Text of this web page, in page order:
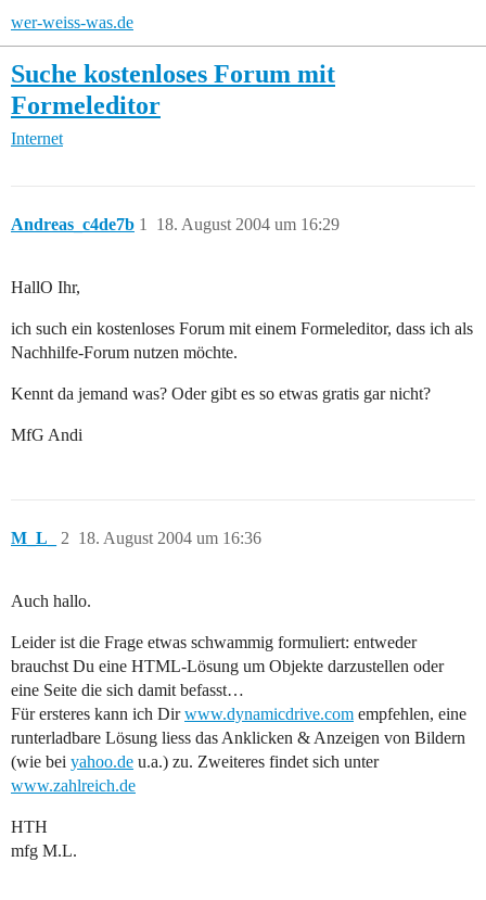
wer-weiss-was.de
Suche kostenloses Forum mit
Formeleditor
Internet
Andreas_c4de7b 18. August 2004 um 16:29
1
HallO Ihr,
ich such ein kostenloses Forum mit einem Formeleditor, dass ich als
Nachhilfe-Forum nutzen möchte.
Kennt da jemand was? Oder gibt es so etwas gratis gar nicht?
MfG Andi
M_L_ 18. August 2004 um 16:36
2
Auch hallo.
Leider ist die Frage etwas schwammig formuliert: entweder
brauchst Du eine HTML-Lösung um Objekte darzustellen oder
eine Seite die sich damit befasst…
Für ersteres kann ich Dirwww.dynamicdrive.com empfehlen, eine
runterladbare Lösung liess das Anklicken & Anzeigen von Bildern
(wie bei yahoo.de u.a.) zu. Zweiteres findet sich unter
www.zahlreich.de
HTH
mfg M.L.